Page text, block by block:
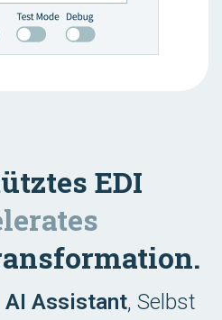
EDI
Assistant, Selbst